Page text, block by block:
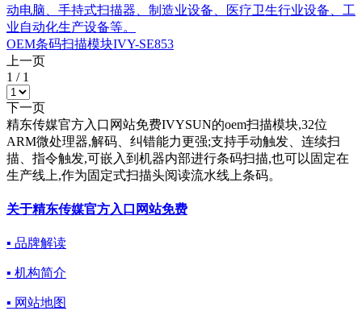
动电脑、手持式扫描器、制造业设备、医疗卫生行业设备、工
业自动化生产设备等。
OEM条码扫描模块IVY-SE853
上一页
1 / 1
下一页
精东传媒官方入口网站免费IVYSUN的oem扫描模块,32位
ARM微处理器,解码、纠错能力更强;支持手动触发、连续扫
描、指令触发,可嵌入到机器内部进行条码扫描,也可以固定在
生产线上,作为固定式扫描头阅读流水线上条码。
关于精东传媒官方入口网站免费
▪ 品牌解读
▪ 机构简介
▪ 网站地图